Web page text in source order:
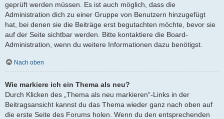
geprüft werden müssen. Es ist auch möglich, dass die
Administration dich zu einer Gruppe von Benutzern hinzugefügt
hat, bei denen sie die Beiträge erst begutachten möchte, bevor sie
auf der Seite sichtbar werden. Bitte kontaktiere die Board-
Administration, wenn du weitere Informationen dazu benötigst.
Nach oben
Wie markiere ich ein Thema als neu?
Durch Klicken des „Thema als neu markieren“-Links in der
Beitragsansicht kannst du das Thema wieder ganz nach oben auf
die erste Seite des Forums holen. Wenn du den entsprechenden